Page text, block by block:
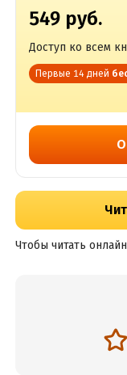
549 руб.
Доступ ко всем
Первые 14 дней
Чтобы читать онлайн